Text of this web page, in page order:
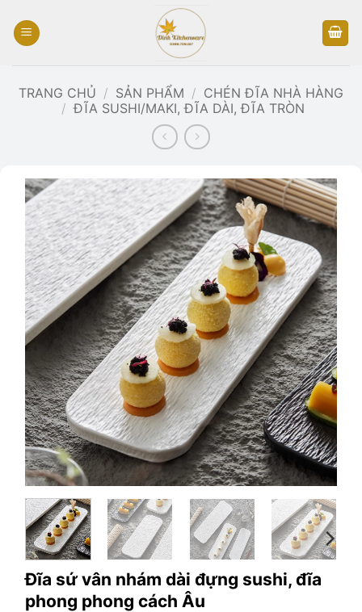
qua
dung
TRANG CHỦ / SẢN PHẨM / CHÉN ĐĨA NHÀ HÀNG
/ ĐĨA SUSHI/MAKI, ĐĨA DÀI, ĐĨA TRÒN
Đĩa sứ vân nhám dài đựng sushi, đĩa
phong phong cách Âu